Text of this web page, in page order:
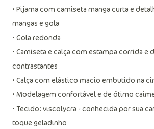
• Pijama com camiseta manga curta e
mangas e gola
• Gola redonda
• Camiseta e calça com estampa corrida e
contrastantes
• Calça com elástico macio embutido na
• Modelagem confortável e de ótimo
• Tecido: viscolycra - conhecida por sua
toque geladinho